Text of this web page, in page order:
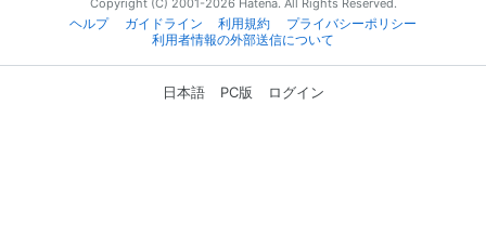
ヘルプ
ガイドライン 利用規約
プライバシーポリシー
利用者情報の外部送信について
日本語 PC版 ログイン